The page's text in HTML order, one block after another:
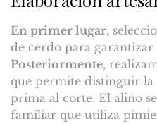
En primer lugar,
de cerdo para
Posteriormente,
que permite distinguir la
prima al corte. El aliño
familiar que utiliza